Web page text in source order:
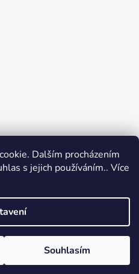
Dalším procházením
s jejich používáním.. Více
Souhlasím
Shoptet
. Všechna práva vyhrazena.